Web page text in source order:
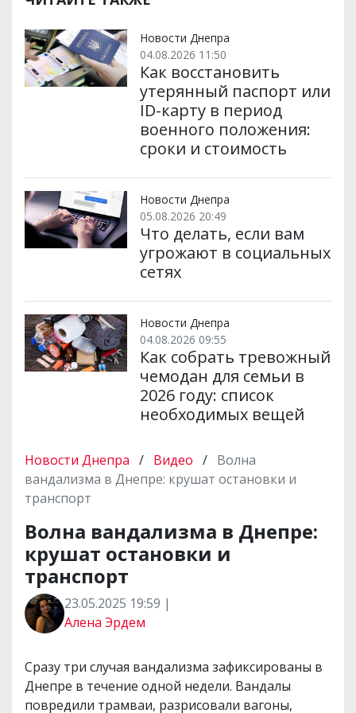
и
и
o
k
e
m p
Новости Днепра
04.08.2026 11:50
Как восстановить
утерянный паспорт или
ID-карту в период
военного положения:
сроки и стоимость
Новости Днепра
05.08.2026 20:49
Что делать, если вам
угрожают в социальных
сетях
Новости Днепра
04.08.2026 09:55
Как собрать тревожный
чемодан для семьи в
2026 году: список
необходимых вещей
Новости Днепра / Видео / Волна
вандализма в Днепре: крушат остановки и
транспорт
Волна вандализма в Днепре:
крушат остановки и
транспорт
23.05.2025 19:59 |
Алена Эрдем
Сразу три случая вандализма зафиксированы в
Днепре в течение одной недели. Вандалы
повредили трамваи, разрисовали вагоны,